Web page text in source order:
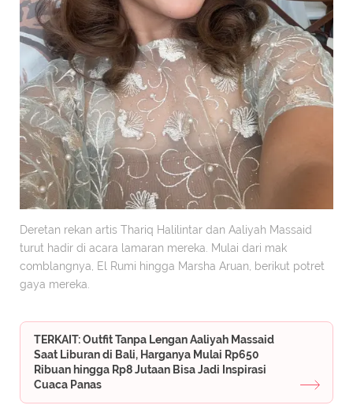
Deretan rekan artis Thariq Halilintar dan Aaliyah Massaid
turut hadir di acara lamaran mereka. Mulai dari mak
comblangnya, El Rumi hingga Marsha Aruan, berikut potret
gaya mereka.
TERKAIT: Outfit Tanpa Lengan Aaliyah Massaid
Saat Liburan di Bali, Harganya Mulai Rp650
Ribuan hingga Rp8 Jutaan Bisa Jadi Inspirasi
Cuaca Panas